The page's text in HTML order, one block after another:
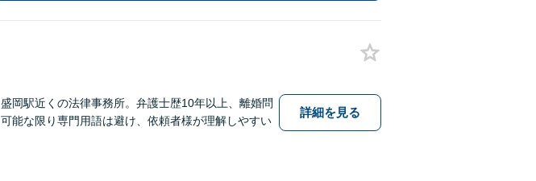
岡駅近くの法律事務所。弁護士歴10年以上、離婚問
能な限り専門用語は避け、依頼者様が理解しやすい
詳細を見る